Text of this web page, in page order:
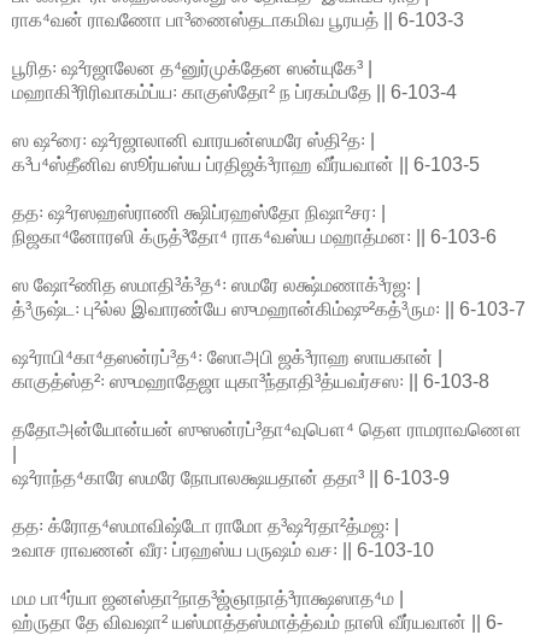
ராக⁴வன் ராவணோ பா³ணைஸ்தடாகமிவ பூரயத் || 6-103-3
பூரித꞉ ஷ²ரஜாலேன த⁴னுர்முக்தேன ஸன்யுகே³ |
மஹாகி³ரிரிவாகம்ப்ய꞉ காகுஸ்தோ² ந ப்ரகம்பதே || 6-103-4
ஸ ஷ²ரை꞉ ஷ²ரஜாலானி வாரயன்ஸமரே ஸ்தி²த꞉ |
க³ப⁴ஸ்தீனிவ ஸூர்யஸ்ய ப்ரதிஜக்³ராஹ வீர்யவான் || 6-103-5
தத꞉ ஷ²ரஸஹஸ்ராணி க்ஷிப்ரஹஸ்தோ நிஷா²சர꞉ |
நிஜகா⁴னோரஸி க்ருத்³தோ⁴ ராக⁴வஸ்ய மஹாத்மன꞉ || 6-103-6
ஸ ஷோ²ணித ஸமாதி³க்³த⁴꞉ ஸமரே லக்ஷ்மணாக்³ரஜ꞉ |
த்³ருஷ்ட꞉ பு²ல்ல இவாரண்யே ஸுமஹான்கிம்ஷு²கத்³ரும꞉ || 6-103-7
ஷ²ராபி⁴கா⁴தஸன்ரப்³த⁴꞉ ஸோஅபி ஜக்³ராஹ ஸாயகான் |
காகுத்ஸ்த²꞉ ஸுமஹாதேஜா யுகா³ந்தாதி³த்யவர்சஸ꞉ || 6-103-8
ததோஅன்யோன்யன் ஸுஸன்ரப்³தா⁴வுபௌ⁴ தௌ ராமராவணௌ
ஷ²ராந்த⁴காரே ஸமரே நோபாலக்ஷயதான் ததா³ || 6-103-9
தத꞉ க்ரோத⁴ஸமாவிஷ்டோ ராமோ த³ஷ²ரதா²த்மஜ꞉ |
உவாச ராவணன் வீர꞉ ப்ரஹஸ்ய பருஷம் வச꞉ || 6-103-10
மம பா⁴ர்யா ஜனஸ்தா²நாத³ஜ்ஞாநாத்³ராக்ஷஸாத⁴ம |
ஹ்ருதா தே விவஷா² யஸ்மாத்தஸ்மாத்த்வம் நாஸி வீர்யவான் || 6-